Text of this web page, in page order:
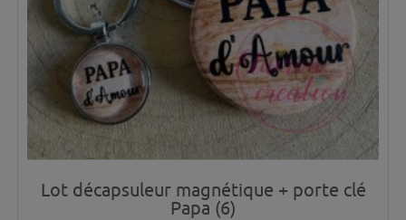
Lot décapsuleur magnétique + porte clé
Papa (6)